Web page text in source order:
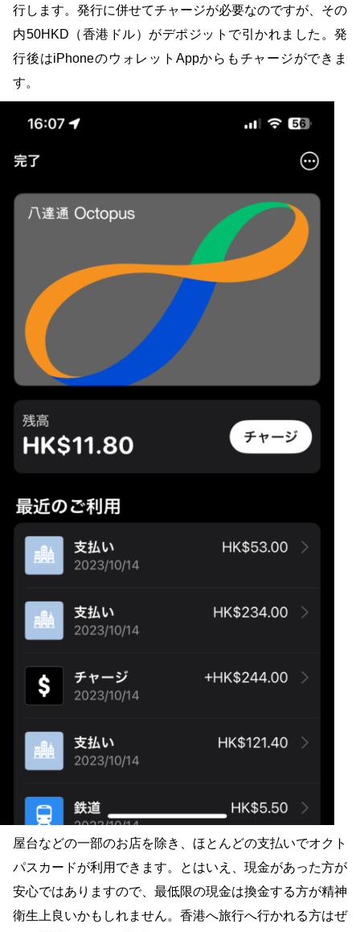
行します。発行に併せてチャージが必要なのですが、その
内50HKD（香港ドル）がデポジットで引かれました。発
行後はiPhoneのウォレットAppからもチャージができま
す。
屋台などの一部のお店を除き、ほとんどの支払いでオクト
パスカードが利用できます。とはいえ、現金があった方が
安心ではありますので、最低限の現金は換金する方が精神
衛生上良いかもしれません。香港へ旅行へ行かれる方はぜ